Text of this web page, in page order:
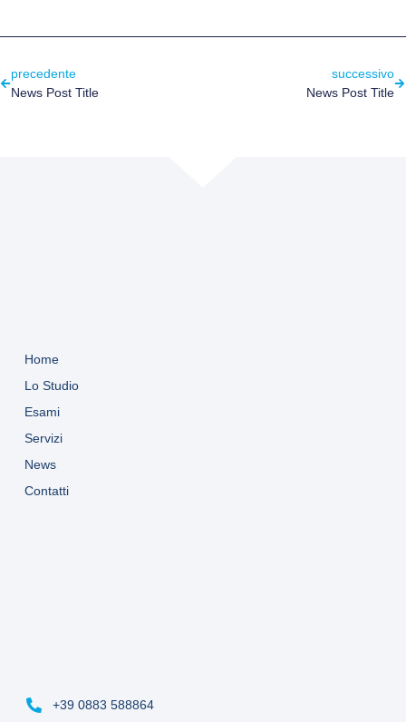
precedente
News Post Title
successivo
News Post Title
+39 0883 588864
Home
Lo Studio
Esami
Servizi
News
Contatti